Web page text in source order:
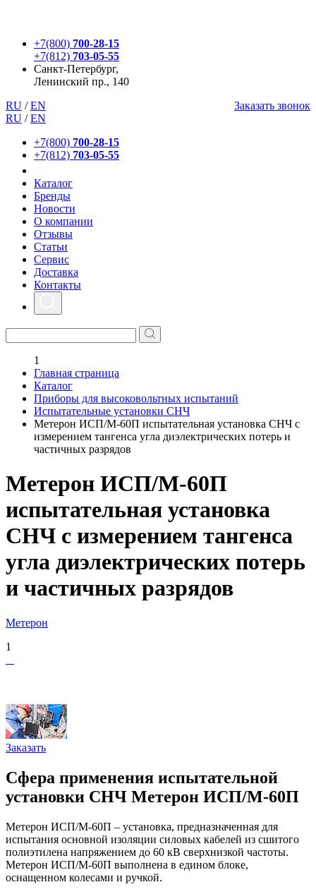
+7(800) 700-28-15
+7(812) 703-05-55
Санкт-Петербург,
Ленинский пр., 140
RU / EN
Заказать звонок
RU / EN
+7(800) 700-28-15
+7(812) 703-05-55
Каталог
Бренды
Новости
О компании
Отзывы
Статьи
Сервис
Доставка
Контакты
1
Главная страница
Каталог
Приборы для высоковольтных испытаний
Испытательные установки СНЧ
Метерон ИСП/М-60П испытательная установка СНЧ с
измерением тангенса угла диэлектрических потерь и
частичных разрядов
Метерон ИСП/М-60П
испытательная установка
СНЧ с измерением тангенса
угла диэлектрических потерь
и частичных разрядов
Метерон
1
Заказать
Сфера применения испытательной
установки СНЧ Метерон ИСП/М-60П
Метерон ИСП/М-60П – установка, предназначенная для
испытания основной изоляции силовых кабелей из сшитого
полиэтилена напряжением до 60 кВ сверхнизкой частоты.
Метерон ИСП/М-60П выполнена в едином блоке,
оснащенном колесами и ручкой.